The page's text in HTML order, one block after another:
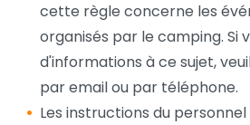
cette règle concerne les
organisés par le camping. Si
d'informations à ce sujet,
par email ou par téléphone.
Les instructions du